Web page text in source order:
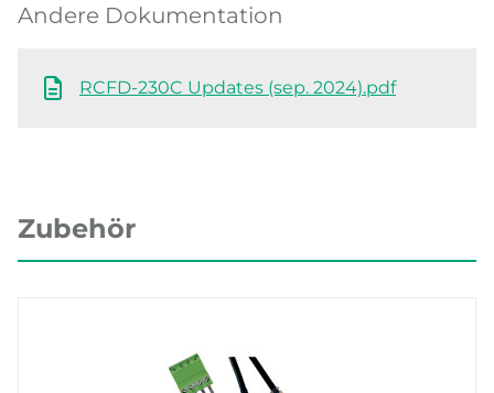
Andere Dokumentation
RCFD-230C Updates (sep. 2024).pdf
Zubehör